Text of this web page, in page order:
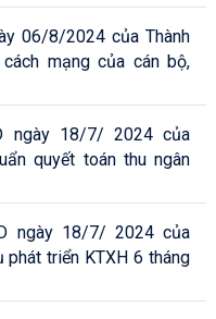
06/8/2024 của Thành
mạng của cán bộ,
ngày 18/7/ 2024 của
quyết toán thu ngân
ngày 18/7/ 2024 của
phát triển KTXH 6 tháng